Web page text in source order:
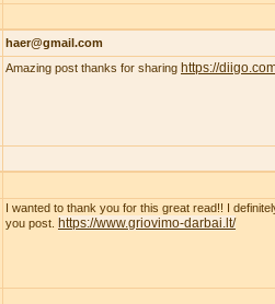
haer@gmail.com
Amazing post thanks for sharing https://
I wanted to thank you for this great read!! I
you post.
https://www.griovimo-darbai.lt/